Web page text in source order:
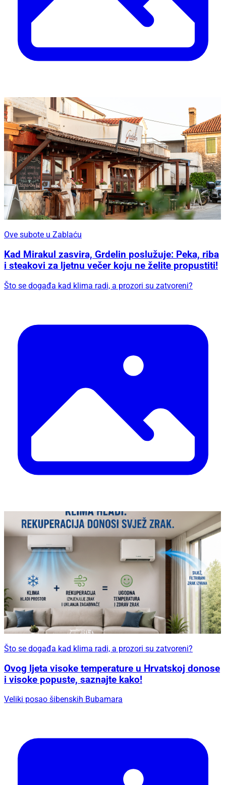
Ove subote u Zablaću
Kad Mirakul zasvira, Grdelin poslužuje: Peka, riba
i steakovi za ljetnu večer koju ne želite propustiti!
Što se događa kad klima radi, a prozori su zatvoreni?
Što se događa kad klima radi, a prozori su zatvoreni?
Ovog ljeta visoke temperature u Hrvatskoj donose
i visoke popuste, saznajte kako!
Veliki posao šibenskih Bubamara